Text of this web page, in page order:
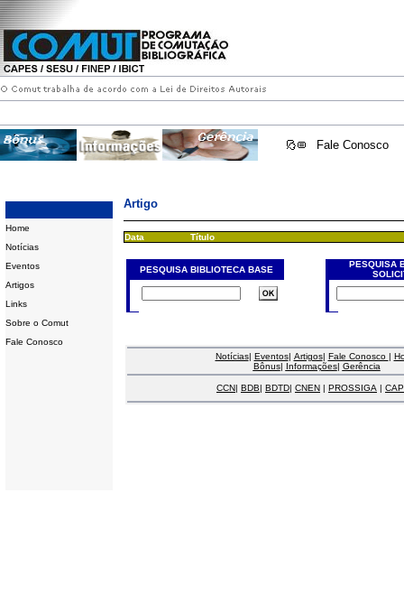
Fale Conosco
Home
Notícias
Eventos
Artigos
Links
Sobre o Comut
Fale Conosco
Artigo
Data Título
PESQUISA BIBLIOTECA BASE
PESQUISA
Notícias| Eventos| Artigos| Fale Conosco |
Bônus| Informações| Gerência
CCN| BDB| BDTD| CNEN | PROSSIGA |